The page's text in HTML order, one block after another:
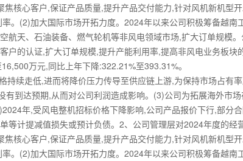
核心客户,保证产品质量,提升产品交付能力,针对风机新机型
。(2)加大国际市场开拓力度。2024年以来公司积极筹备越
航天、石油装备、燃气轮机等非风电领域市场,扩大订单规模
户的认证,扩大订单规模,提升产能利用率,提高非风电业务板块
万元,同比上年下降:322.21%至393.31%。
走低,进而将降价压力传导至供应链上游,为保持市场占有
有到达预期,从而对公司利润造成影响。(3)公司为拓展海外市
年,受风电整机招标价格下降影响,公司产品报价下行,部
等计提减值损失或预计负债。2、公司管理层对2024年度的
核心客户,保证产品质量,提升产品交付能力,针对风机新机型
。(2)加大国际市场开拓力度。2024年以来公司积极筹备越